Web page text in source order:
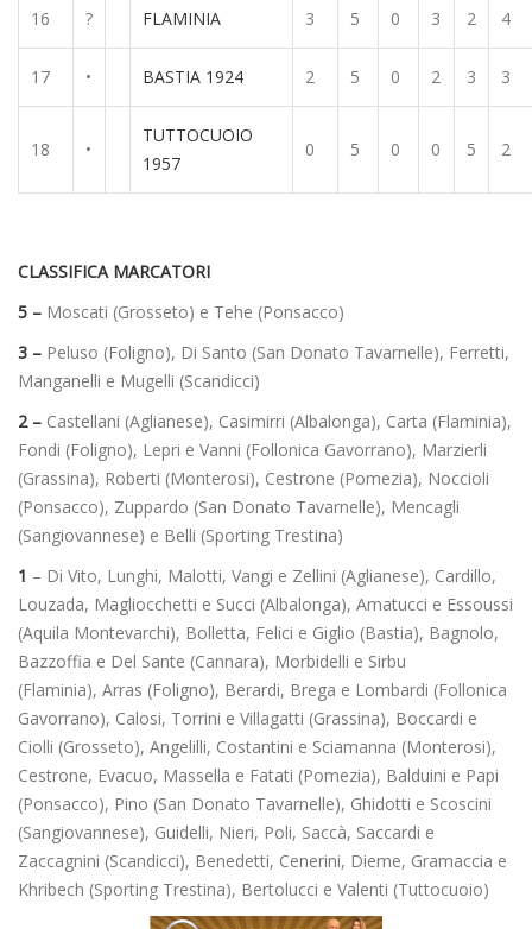
16 ? FLAMINIA 3 5 0 3 2 4
17 • BASTIA 1924 2 5 0 2 3 3
18 •
TUTTOCUOIO
1957
0 5 0 0 5 2
CLASSIFICA MARCATORI
5 – Moscati (Grosseto) e Tehe (Ponsacco)
3 – Peluso (Foligno), Di Santo (San Donato Tavarnelle), Ferretti,
Manganelli e Mugelli (Scandicci)
2 – Castellani (Aglianese), Casimirri (Albalonga), Carta (Flaminia),
Fondi (Foligno), Lepri e Vanni (Follonica Gavorrano), Marzierli
(Grassina), Roberti (Monterosi), Cestrone (Pomezia), Noccioli
(Ponsacco), Zuppardo (San Donato Tavarnelle), Mencagli
(Sangiovannese) e Belli (Sporting Trestina)
1 – Di Vito, Lunghi, Malotti, Vangi e Zellini (Aglianese), Cardillo,
Louzada, Magliocchetti e Succi (Albalonga), Amatucci e Essoussi
(Aquila Montevarchi), Bolletta, Felici e Giglio (Bastia), Bagnolo,
Bazzoffia e Del Sante (Cannara), Morbidelli e Sirbu
(Flaminia), Arras (Foligno), Berardi, Brega e Lombardi (Follonica
Gavorrano), Calosi, Torrini e Villagatti (Grassina), Boccardi e
Ciolli (Grosseto), Angelilli, Costantini e Sciamanna (Monterosi),
Cestrone, Evacuo, Massella e Fatati (Pomezia), Balduini e Papi
(Ponsacco), Pino (San Donato Tavarnelle), Ghidotti e Scoscini
(Sangiovannese), Guidelli, Nieri, Poli, Saccà, Saccardi e
Zaccagnini (Scandicci), Benedetti, Cenerini, Dieme, Gramaccia e
Khribech (Sporting Trestina), Bertolucci e Valenti (Tuttocuoio)